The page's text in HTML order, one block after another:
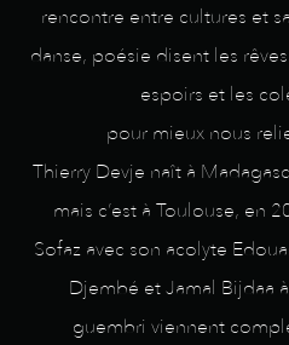
rencontre entre cultures et
danse, poésie disent les
espoirs et les
pour mieux nous
Thierry Devje naît à
mais c’est à Toulouse, en
Sofaz avec son acolyte
Djembé et Jamal Bijdaa
guembri viennent